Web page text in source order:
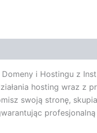
i Hostingu z
hosting wraz z
swoją stronę,